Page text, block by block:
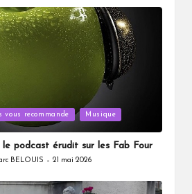
vous recommande Musique
le podcast érudit sur les Fab Four
BELOUIS 21 mai 2026